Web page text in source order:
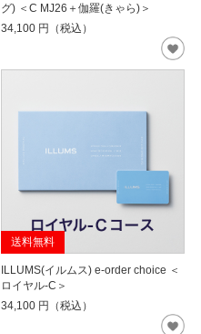
グ) ＜C MJ26＋伽羅(きゃら)＞
34,100 円（税込）
送料無料
ILLUMS(イルムス) e-order choice ＜
ロイヤル-C＞
34,100 円（税込）